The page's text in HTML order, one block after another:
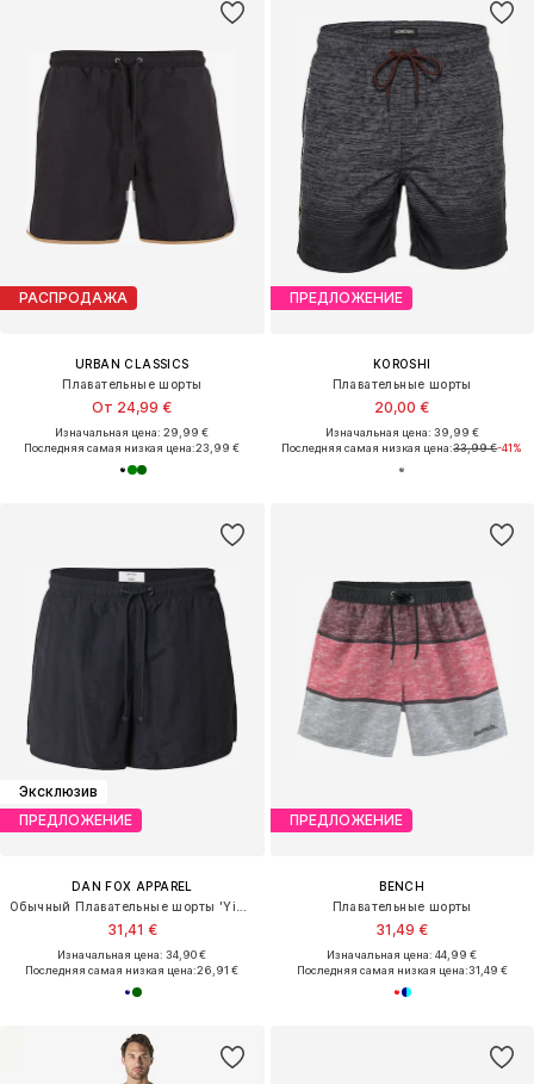
РАСПРОДАЖА
URBAN CLASSICS
Плавательные шорты
От 24,99 €
Изначальная цена: 29,99 €
Последняя самая низкая цена:23,99 €
ПРЕДЛОЖЕНИЕ
KOROSHI
Плавательные шорты
20,00 €
Изначальная цена: 39,99 €
Последняя самая низкая цена:33,99 €-41%
Эксклюзив
ПРЕДЛОЖЕНИЕ
DAN FOX APPAREL
31,41 €
Изначальная цена: 34,90 €
Последняя самая низкая цена:26,91 €
ПРЕДЛОЖЕНИЕ
BENCH
Плавательные шорты
31,49 €
Изначальная цена: 44,99 €
Последняя самая низкая цена:31,49 €